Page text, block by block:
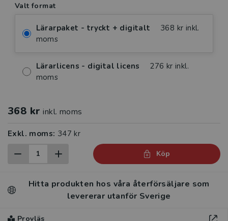
Valt format
Lärarpaket - tryckt + digitalt
368 kr inkl.
moms
Lärarlicens - digital licens
276 kr inkl.
moms
368 kr inkl. moms
Exkl. moms: 347 kr
Köp
Hitta produkten hos våra återförsäljare som
levererar utanför Sverige
Provläs